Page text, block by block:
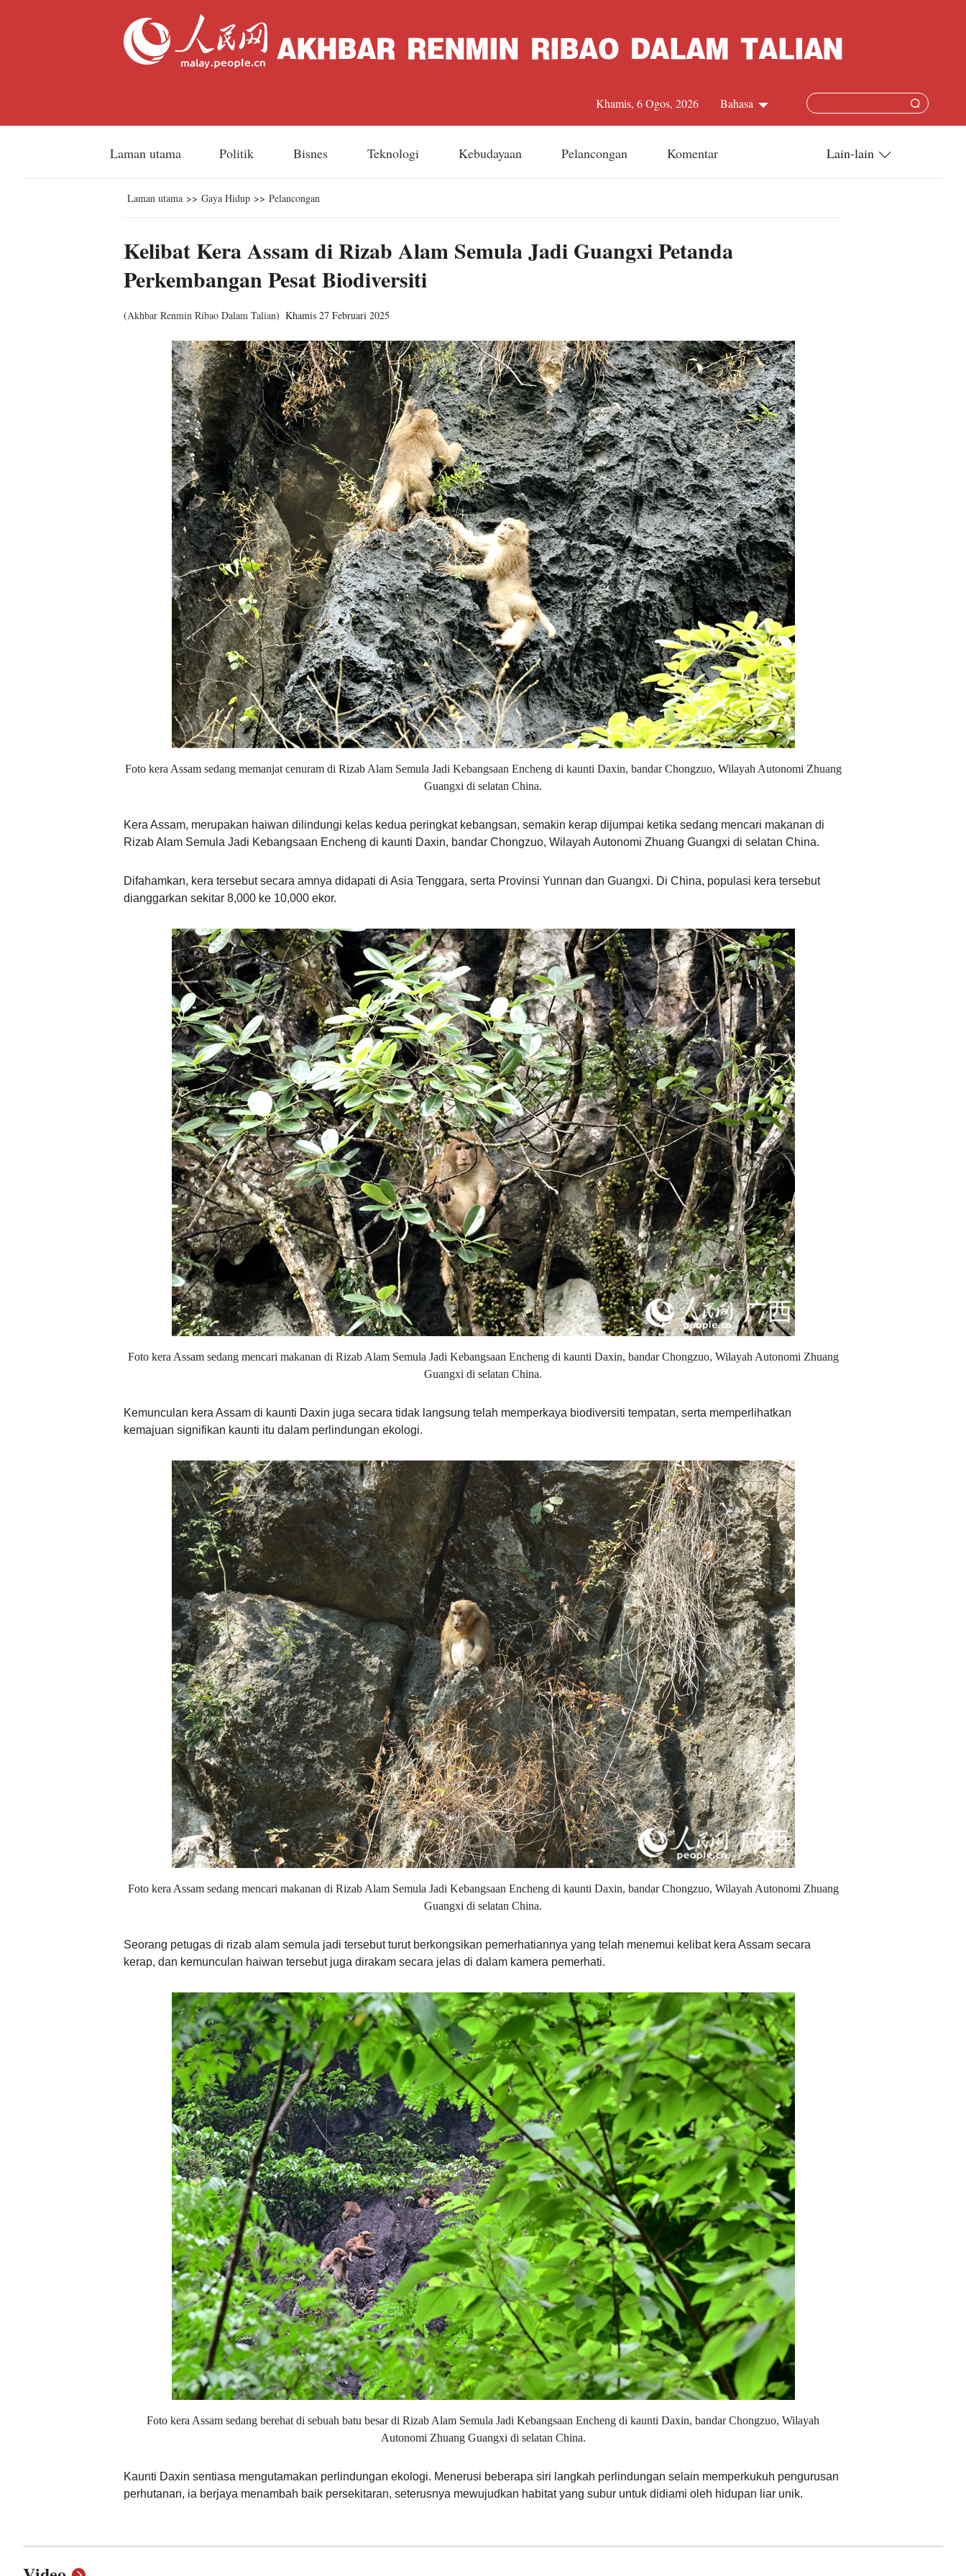
Bahasa
Français
عربي
한국어
Deutsch
Português
Kiswahili
Italiano
Қазақ тілі
ภาษาไทย
Bahasa Melayu
Ελληνικά
Khamis, 6 Ogos, 2026
Laman utama Politik Bisnes Teknologi Kebudayaan Pelancongan Komentar Lain-lain
Laman utama >> Gaya Hidup >> Pelancongan
Kelibat Kera Assam di Rizab Alam Semula Jadi Guangxi Petanda
Perkembangan Pesat Biodiversiti
(Akhbar Renmin Ribao Dalam Talian) Khamis 27 Februari 2025
Foto kera Assam sedang memanjat cenuram di Rizab Alam Semula Jadi Kebangsaan Encheng di kaunti Daxin, bandar Chongzuo, Wilayah Autonomi Zhuang
Guangxi di selatan China.
Kera Assam, merupakan haiwan dilindungi kelas kedua peringkat kebangsan, semakin kerap dijumpai ketika sedang mencari makanan di
Rizab Alam Semula Jadi Kebangsaan Encheng di kaunti Daxin, bandar Chongzuo, Wilayah Autonomi Zhuang Guangxi di selatan China.
Difahamkan, kera tersebut secara amnya didapati di Asia Tenggara, serta Provinsi Yunnan dan Guangxi. Di China, populasi kera tersebut
dianggarkan sekitar 8,000 ke 10,000 ekor.
Foto kera Assam sedang mencari makanan di Rizab Alam Semula Jadi Kebangsaan Encheng di kaunti Daxin, bandar Chongzuo, Wilayah Autonomi Zhuang
Guangxi di selatan China.
Kemunculan kera Assam di kaunti Daxin juga secara tidak langsung telah memperkaya biodiversiti tempatan, serta memperlihatkan
kemajuan signifikan kaunti itu dalam perlindungan ekologi.
Foto kera Assam sedang mencari makanan di Rizab Alam Semula Jadi Kebangsaan Encheng di kaunti Daxin, bandar Chongzuo, Wilayah Autonomi Zhuang
Guangxi di selatan China.
Seorang petugas di rizab alam semula jadi tersebut turut berkongsikan pemerhatiannya yang telah menemui kelibat kera Assam secara
kerap, dan kemunculan haiwan tersebut juga dirakam secara jelas di dalam kamera pemerhati.
Foto kera Assam sedang berehat di sebuah batu besar di Rizab Alam Semula Jadi Kebangsaan Encheng di kaunti Daxin, bandar Chongzuo, Wilayah
Autonomi Zhuang Guangxi di selatan China.
Kaunti Daxin sentiasa mengutamakan perlindungan ekologi. Menerusi beberapa siri langkah perlindungan selain memperkukuh pengurusan
perhutanan, ia berjaya menambah baik persekitaran, seterusnya mewujudkan habitat yang subur untuk didiami oleh hidupan liar unik.